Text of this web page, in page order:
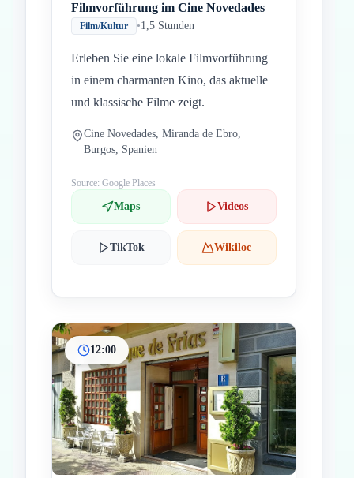
Filmvorführung im Cine Novedades
Film/Kultur •1,5 Stunden
Erleben Sie eine lokale Filmvorführung
in einem charmanten Kino, das aktuelle
und klassische Filme zeigt.
Cine Novedades, Miranda de Ebro,
Burgos, Spanien
Source: Google Places
Maps Videos
TikTok Wikiloc
12:00